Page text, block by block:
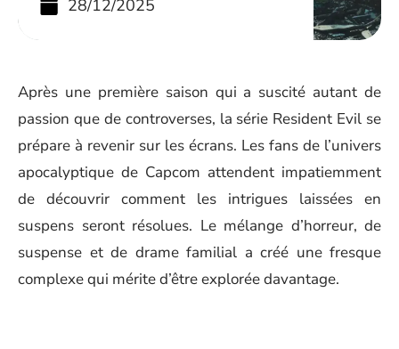
28/12/2025
Après une première saison qui a suscité autant de
passion que de controverses, la série Resident Evil se
prépare à revenir sur les écrans. Les fans de l’univers
apocalyptique de Capcom attendent impatiemment
de découvrir comment les intrigues laissées en
suspens seront résolues. Le mélange d’horreur, de
suspense et de drame familial a créé une fresque
complexe qui mérite d’être explorée davantage.